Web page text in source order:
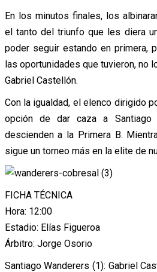
En los minutos finales, los
el tanto del triunfo que les diera
poder seguir estando en primera,
las oportunidades que tuvieron, no
Gabriel Castellón.
Con la igualdad, el elenco dirigido
opción de dar caza a Santiago
descienden a la Primera B.
sigue un torneo más en la elite de
FICHA TÉCNICA
Hora: 12:00
Estadio: Elías Figueroa
Árbitro: Jorge Osorio
Santiago Wanderers (1): Gabriel